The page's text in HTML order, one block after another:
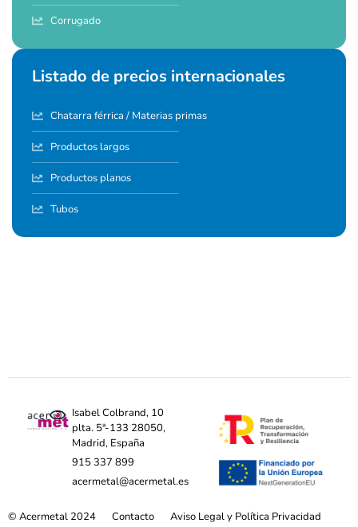
Corrugado
Listado de precios internacionales
Chatarra férrica / Materias primas
Productos largos
Productos planos
Tubos
Isabel Colbrand, 10
plta. 5ª-133 28050,
Madrid, España
915 337 899
acermetal@acermetal.es
© Acermetal 2024 Contacto
Aviso Legal y Política Privacidad